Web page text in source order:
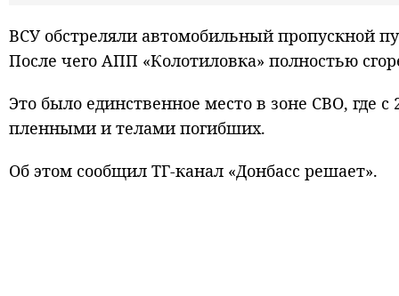
ВСУ обстреляли автомобильный пропускной
После чего АПП «Колотиловка» полностью
Это было единственное место в зоне СВО, где
пленными и телами погибших.
Об этом сообщил ТГ-канал «Донбасс решает».